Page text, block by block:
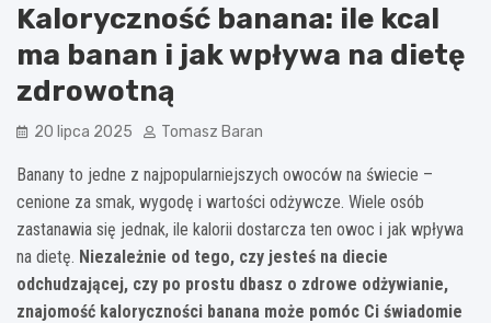
Kaloryczność banana: ile kcal
ma banan i jak wpływa na dietę
zdrowotną
20 lipca 2025 Tomasz Baran
Banany to jedne z najpopularniejszych owoców na świecie –
cenione za smak, wygodę i wartości odżywcze. Wiele osób
zastanawia się jednak, ile kalorii dostarcza ten owoc i jak wpływa
na dietę. Niezależnie od tego, czy jesteś na diecie
odchudzającej, czy po prostu dbasz o zdrowe odżywianie,
znajomość kaloryczności banana może pomóc Ci świadomie